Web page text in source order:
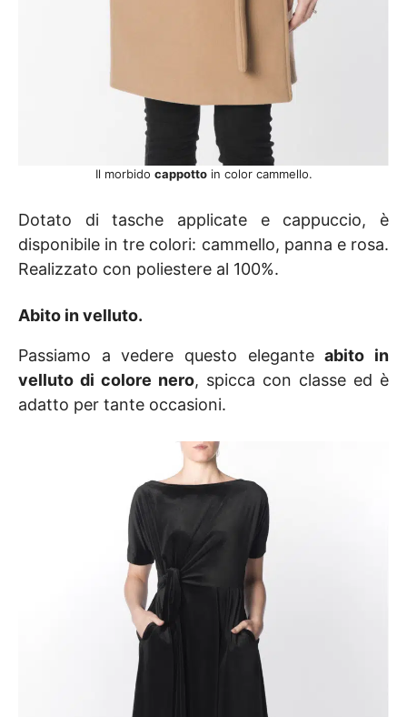
Il morbido cappottoin color cammello.
Dotato di tasche applicate e cappuccio, è
disponibile in tre colori: cammello, panna e rosa.
Realizzato con poliestere al 100%.
Abito in velluto.
Passiamo a vedere questo eleganteabito in
velluto di colore nero, spicca con classe ed è
adatto per tante occasioni.